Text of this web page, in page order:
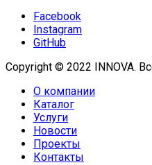
Facebook
Instagram
GitHub
Copyright © 2022 INNOVA.
О компании
Каталог
Услуги
Новости
Проекты
Контакты